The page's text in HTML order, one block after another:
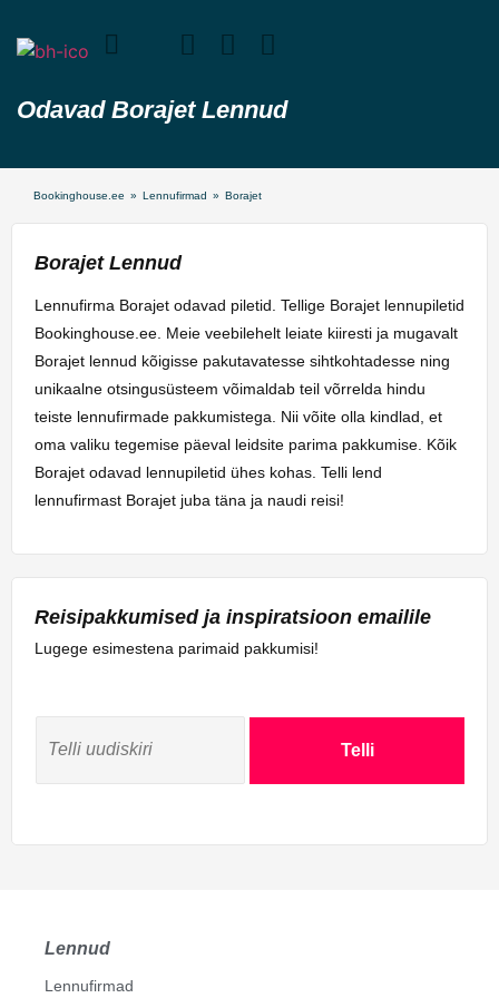
Odavad Borajet Lennud
Bookinghouse.ee » Lennufirmad » Borajet
Borajet Lennud
Lennufirma Borajet odavad piletid. Tellige Borajet lennupiletid
Bookinghouse.ee. Meie veebilehelt leiate kiiresti ja mugavalt
Borajet lennud kõigisse pakutavatesse sihtkohtadesse ning
unikaalne otsingusüsteem võimaldab teil võrrelda hindu
teiste lennufirmade pakkumistega. Nii võite olla kindlad, et
oma valiku tegemise päeval leidsite parima pakkumise. Kõik
Borajet odavad lennupiletid ühes kohas. Telli lend
lennufirmast Borajet juba täna ja naudi reisi!
Reisipakkumised ja inspiratsioon emailile
Lugege esimestena parimaid pakkumisi!
Telli
Lennud
Lennufirmad